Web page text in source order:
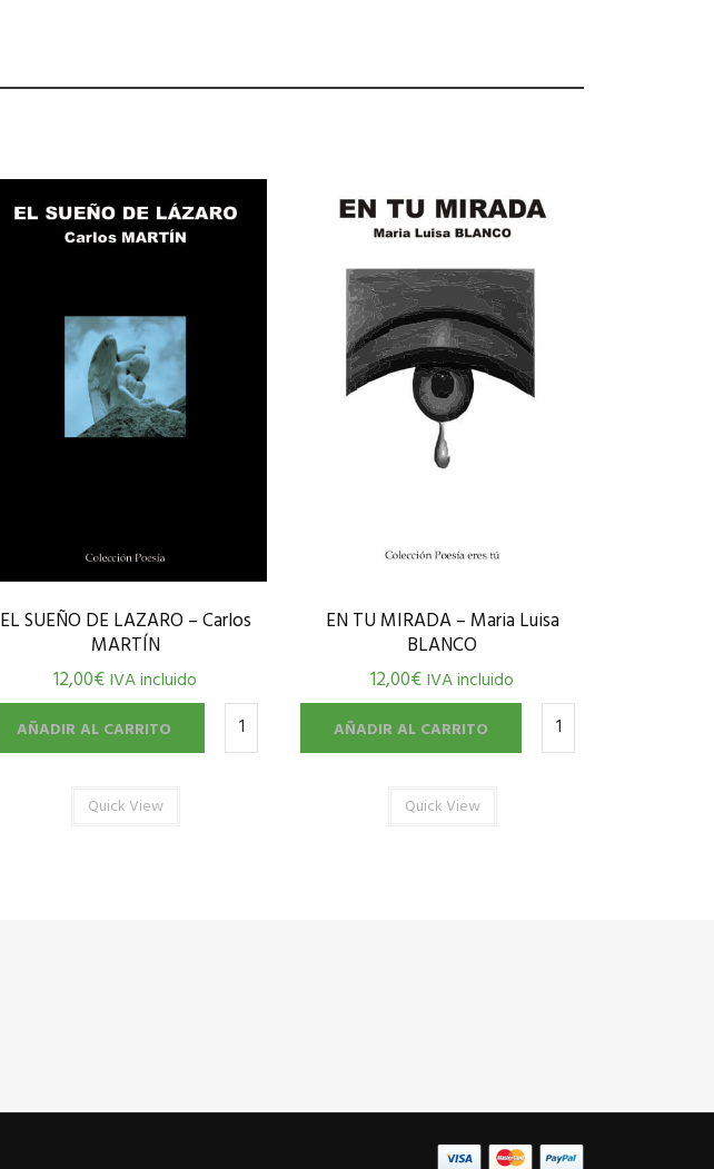
EL SUEÑO DE LAZARO – Carlos
MARTÍN
12,00€IVA incluido
AÑADIR AL CARRITO
Quick View
EN TU MIRADA – Maria Luisa
BLANCO
12,00€IVA incluido
AÑADIR AL CARRITO
Quick View